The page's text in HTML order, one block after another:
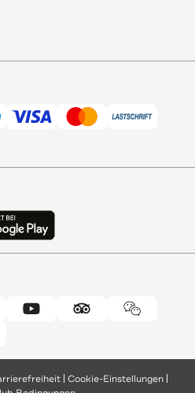
Cookie-Einstellungen